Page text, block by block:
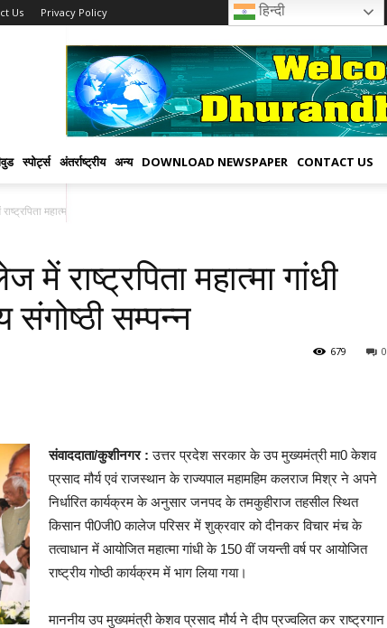
Us Privacy Policy हिन्दी
स्पोर्ट्स अंतर्राष्ट्रीय अन्य DOWNLOAD NEWSPAPER CONTACT US
महात्मा गांधी जयंती वर्ष पर राष्ट्रीय संगोष्ठी...
राष्ट्रपिता महात्मा गांधी
संगोष्ठी सम्पन्न
0
679
संवाददाता/कुशीनगर : उत्तर प्रदेश सरकार के उप मुख्यमंत्री मा0 केशव
प्रसाद मौर्य एवं राजस्थान के राज्यपाल महामहिम कलराज मिश्र ने अपने
निर्धारित कार्यक्रम के अनुसार जनपद के तमकुहीराज तहसील स्थित
किसान पी0जी0 कालेज परिसर में शुक्रवार को दीनकर विचार मंच के
तत्वाधान में आयोजित महात्मा गांधी के 150 वीं जयन्ती वर्ष पर आयोजित
राष्ट्रीय गोष्ठी कार्यक्रम में भाग लिया गया।
माननीय उप मुख्यमंत्री केशव प्रसाद मौर्य ने दीप प्रज्वलित कर राष्ट्रगान